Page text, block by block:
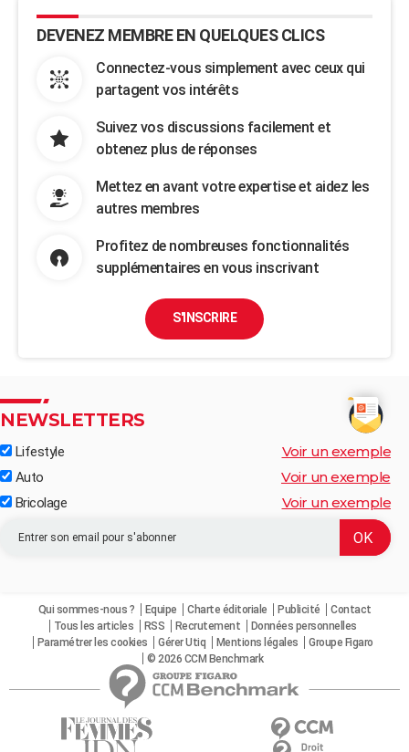
DEVENEZ MEMBRE EN QUELQUES CLICS
Connectez-vous simplement avec ceux qui
partagent vos intérêts
Suivez vos discussions facilement et
obtenez plus de réponses
Mettez en avant votre expertise et aidez les
autres membres
Profitez de nombreuses fonctionnalités
supplémentaires en vous inscrivant
S'INSCRIRE
NEWSLETTERS
Lifestyle Voir un exemple
Auto Voir un exemple
Bricolage Voir un exemple
Qui sommes-nous ? Equipe Charte éditoriale Publicité
Contact
Tous les articles
RSS Recrutement
Données personnelles
Paramétrer les cookies
Gérer Utiq Mentions légales
Groupe Figaro
© 2026 CCM Benchmark